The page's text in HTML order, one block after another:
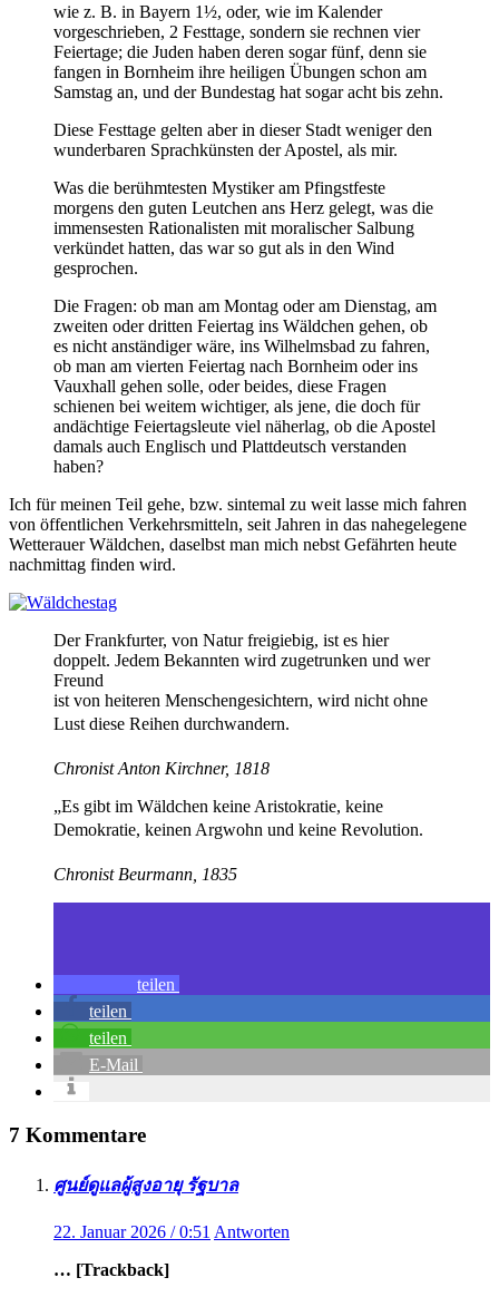
wie z. B. in Bayern 1½, oder, wie im Kalender
vorgeschrieben, 2 Festtage, sondern sie rechnen vier
Feiertage; die Juden haben deren sogar fünf, denn sie
fangen in Bornheim ihre heiligen Übungen schon am
Samstag an, und der Bundestag hat sogar acht bis zehn.
Diese Festtage gelten aber in dieser Stadt weniger den
wunderbaren Sprachkünsten der Apostel, als mir.
Was die berühmtesten Mystiker am Pfingstfeste
morgens den guten Leutchen ans Herz gelegt, was die
immensesten Rationalisten mit moralischer Salbung
verkündet hatten, das war so gut als in den Wind
gesprochen.
Die Fragen: ob man am Montag oder am Dienstag, am
zweiten oder dritten Feiertag ins Wäldchen gehen, ob
es nicht anständiger wäre, ins Wilhelmsbad zu fahren,
ob man am vierten Feiertag nach Bornheim oder ins
Vauxhall gehen solle, oder beides, diese Fragen
schienen bei weitem wichtiger, als jene, die doch für
andächtige Feiertagsleute viel näherlag, ob die Apostel
damals auch Englisch und Plattdeutsch verstanden
haben?
Ich für meinen Teil gehe, bzw. sintemal zu weit lasse mich fahren
von öffentlichen Verkehrsmitteln, seit Jahren in das nahegelegene
Wetterauer Wäldchen, daselbst man mich nebst Gefährten heute
nachmittag finden wird.
Der Frankfurter, von Natur freigiebig, ist es hier
doppelt. Jedem Bekannten wird zugetrunken und wer
Freund
ist von heiteren Menschengesichtern, wird nicht ohne
Lust diese Reihen durchwandern.
Chronist Anton Kirchner, 1818
„Es gibt im Wäldchen keine Aristokratie, keine
Demokratie, keinen Argwohn und keine Revolution.
Chronist Beurmann, 1835
teilen
teilen
teilen
E-Mail
7 Kommentare
ศูนย์ดูแลผู้สูงอายุ รัฐบาล
22. Januar 2026 / 0:51 Antworten
… [Trackback]